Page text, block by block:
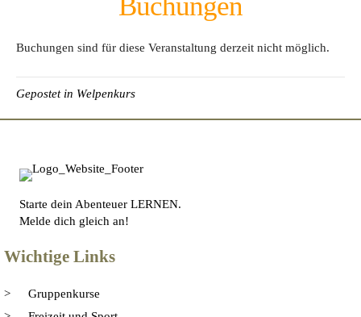
Buchungen sind für diese Veranstaltung derzeit nicht möglich.
Gepostet in Welpenkurs
Starte dein Abenteuer LERNEN.
Melde dich gleich an!
Wichtige Links
Gruppenkurse